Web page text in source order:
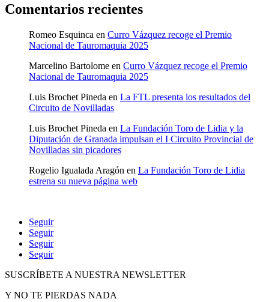
Comentarios recientes
Romeo Esquinca en Curro Vázquez recoge el Premio
Nacional de Tauromaquia 2025
Marcelino Bartolome en Curro Vázquez recoge el Premio
Nacional de Tauromaquia 2025
Luis Brochet Pineda en La FTL presenta los resultados del
Circuito de Novilladas
Luis Brochet Pineda en La Fundación Toro de Lidia y la
Diputación de Granada impulsan el I Circuito Provincial de
Novilladas sin picadores
Rogelio Igualada Aragón en La Fundación Toro de Lidia
estrena su nueva página web
Seguir
Seguir
Seguir
Seguir
SUSCRÍBETE A NUESTRA NEWSLETTER
Y NO TE PIERDAS NADA